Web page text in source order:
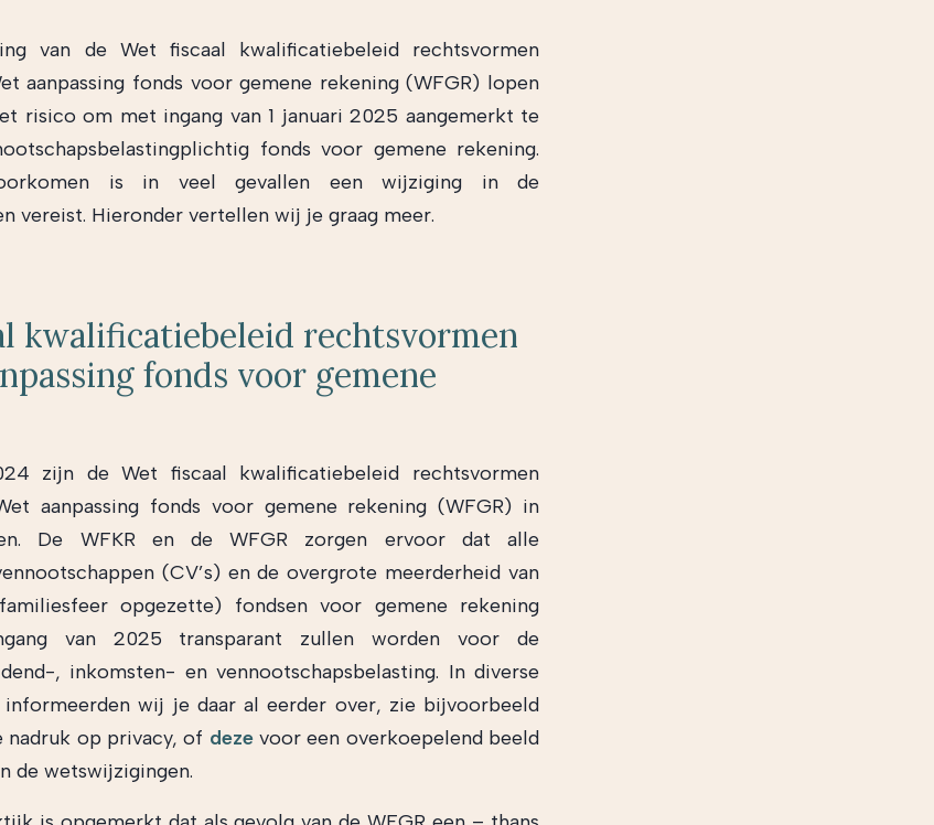
van de Wet fiscaal kwalificatiebeleid rechtsvormen
aanpassing fonds voor gemene rekening (WFGR) lopen
risico om met ingang van 1 januari 2025 aangemerkt te
fonds voor gemene rekening.
is in veel gevallen een wijziging in de
vereist. Hieronder vertellen wij je graag meer.
kwalificatiebeleid rechtsvormen
fonds voor gemene
zijn de Wet fiscaal kwalificatiebeleid rechtsvormen
aanpassing fonds voor gemene rekening (WFGR) in
De WFKR en de WFGR zorgen ervoor dat alle
(CV’s) en de overgrote meerderheid van
opgezette) fondsen voor gemene rekening
van 2025 transparant zullen worden voor de
, inkomsten- en vennootschapsbelasting. In diverse
informeerden wij je daar al eerder over, zie bijvoorbeeld
nadruk op privacy, of dezevoor een overkoepelend beeld
de wetswijzigingen.